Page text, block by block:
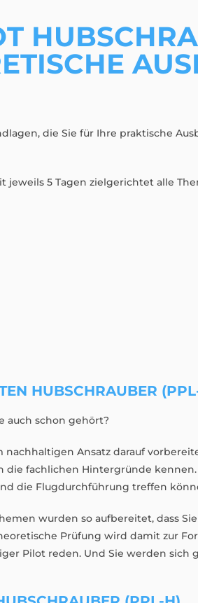
die Sie für Ihre praktische
5 Tagen zielgerichtet alle
HUBSCHRAUBER
auch schon gehört?
Ansatz darauf
die fachlichen Hintergründe
die Flugdurchführung treffen
wurden so aufbereitet, dass
Prüfung wird damit zur
Pilot reden. Und Sie werden sich